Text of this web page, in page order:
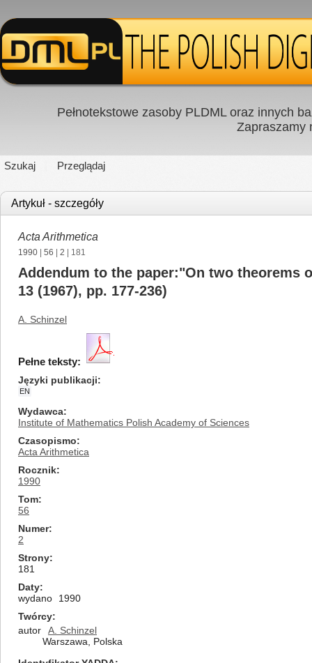
Pełnotekstowe zasoby PLDML oraz innych
Zapraszamy
Szukaj Przeglądaj
Artykuł - szczegóły
Acta Arithmetica
1990 56 2 | 181
Addendum to the paper:"On two theorems
13 (1967), pp. 177-236)
A. Schinzel
Pełne teksty:
Języki publikacji
EN
Wydawca
Institute of Mathematics Polish Academy of Sciences
Czasopismo
Acta Arithmetica
Rocznik
1990
Tom
56
Numer
2
Strony
181
Daty
wydano
1990
Twórcy
autor
A. Schinzel
Warszawa, Polska